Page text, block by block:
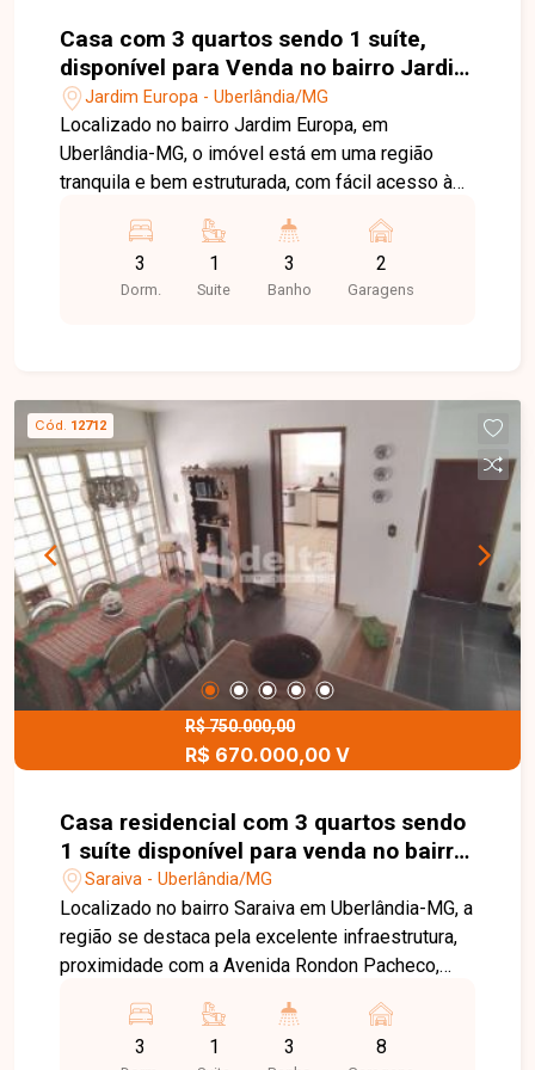
Casa com 3 quartos sendo 1 suíte,
disponível para Venda no bairro Jardim
Europa em Uberlândia-MG
Jardim Europa - Uberlândia/MG
Localizado no bairro Jardim Europa, em
Uberlândia-MG, o imóvel está em uma região
tranquila e bem estruturada, com fácil acesso às
comércios, serviços e opções de lazer. O bairro é
ideal para quem busca conforto, praticidade e
qualidade de vida. Sala ampla em 2 ambientes, 3
ainda com edícula com 1 banheiro e 2 vagas de
garagem. Uma excelente oportunidade para
adquirir um imóvel novo, com ótimo espaço e
acabamento de qualidade. Agende sua visita e
venha conhecer seu novo lar!
3
Dorm.
1
Suite
3
Banho
2
Garagens
Cód. 12712
R$ 750.000,00
R$ 670.000,00 V
Casa residencial com 3 quartos sendo
1 suíte disponível para venda no bairro
Saraiva em Uberlândia-MG
Saraiva - Uberlândia/MG
Localizado no bairro Saraiva em Uberlândia-MG, a
região se destaca pela excelente infraestrutura,
proximidade com a Avenida Rondon Pacheco,
universidades e principais vias da cidade. A casa
possui 564,80 m² de área privativa, composta por
3 1 3 8